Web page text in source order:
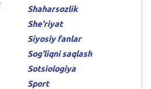
Shaharsozlik
She'riyat
Siyosiy fanlar
Sog'liqni saqlash
Sotsiologiya
Sport